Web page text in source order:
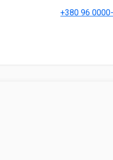
+380 96